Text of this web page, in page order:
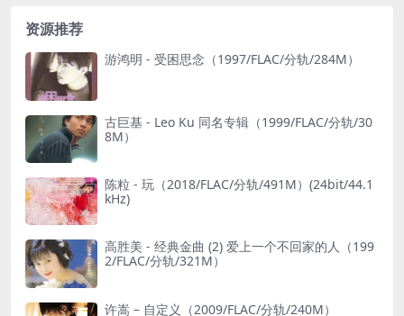
资源推荐
游鸿明 - 受困思念（1997/FLAC/分轨/284M）
古巨基 - Leo Ku 同名专辑（1999/FLAC/分轨/30
8M）
陈粒 - 玩（2018/FLAC/分轨/491M）(24bit/44.1
kHz)
高胜美 - 经典金曲 (2) 爱上一个不回家的人（199
2/FLAC/分轨/321M）
许嵩 – 自定义（2009/FLAC/分轨/240M）